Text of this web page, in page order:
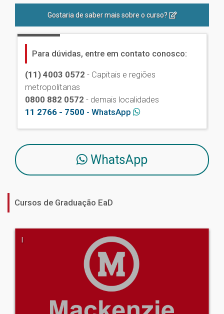
Gostaria de saber mais sobre o curso?
Para dúvidas, entre em contato conosco:
(11) 4003 0572 - Capitais e regiões
metropolitanas
0800 882 0572 - demais localidades
11 2766 - 7500 - WhatsApp
WhatsApp
Cursos de Graduação EaD
|